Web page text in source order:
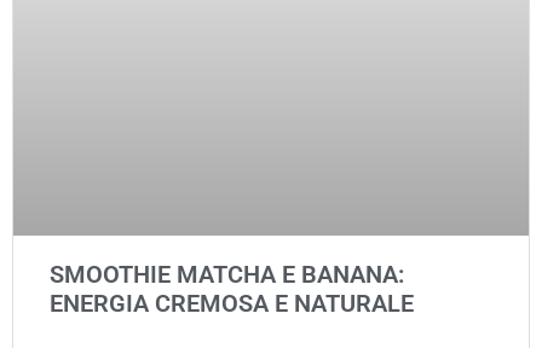
SMOOTHIE MATCHA E BANANA:
ENERGIA CREMOSA E NATURALE